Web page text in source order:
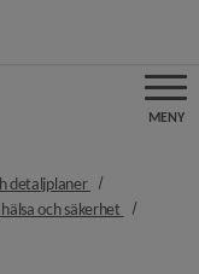
MENY
detaljplaner nivå i
och säkerhet
nivå i